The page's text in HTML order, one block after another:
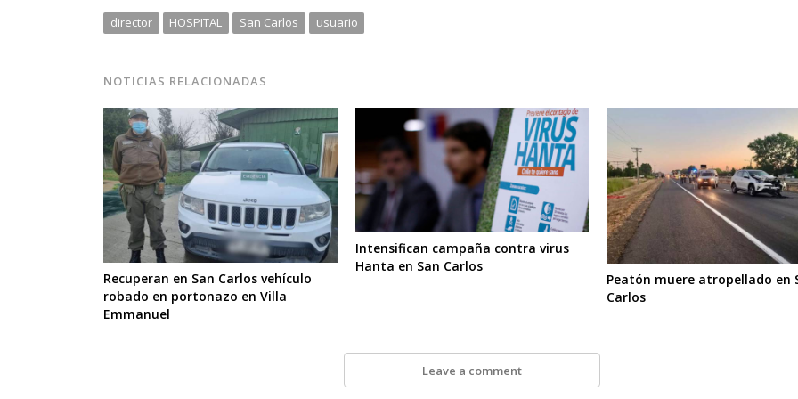
director HOSPITAL San Carlos usuario
NOTICIAS RELACIONADAS
Recuperan en San Carlos vehículo
robado en portonazo en Villa
Emmanuel
Intensifican campaña contra virus
Hanta en San Carlos
Peatón muere atropellado en
Carlos
Leave a comment